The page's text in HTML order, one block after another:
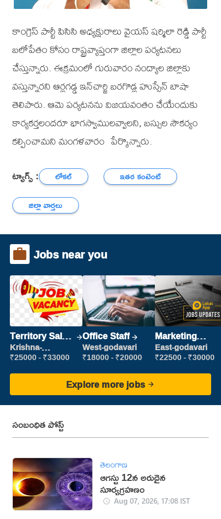
కాంగ్రెస్ పార్టీ పిసిసి అధ్యక్షురాలు వైయస్ షర్మిలా రెడ్డి పార్టీ
బలోపేతం కోసం రాష్ట్రవ్యాప్తంగా జిల్లాల పర్యటనలు
చేస్తున్నారు. ఈక్రమంలో గురువారం నంద్యాల జిల్లాకు
వస్తున్నారని ఆర్లగడ్డ ఇన్‌చార్జి బరగొడ్ల హుస్సేన్ బాషా
తెలిపారు. ఆమె పర్యటనను విజయవంతం చేయేందుకు
కార్యకర్తలందరూ భాగస్వాములవ్వాలని, బస్సుల సౌకర్యం
కల్పించామని మంగళవారం పేర్కొన్నారు.
ట్యాగ్స్ : లోకల్
ఇతర కంటెంట్
జిల్లా వార్తలు
Jobs near you
Territory Sales
Manager
Krishna-
vijayawada
₹25000 - ₹33000
Office Staff
West-godavari
₹18000 - ₹20000
Marketing
Executive
East-godavari
₹22500 - ₹30000
Explore more jobs
సంబంధిత పోస్ట్
తెలంగాణ
ఆగస్టు 12న అరుదైన
సూర్యగ్రహణం
Aug 07, 2026, 17:08 IST